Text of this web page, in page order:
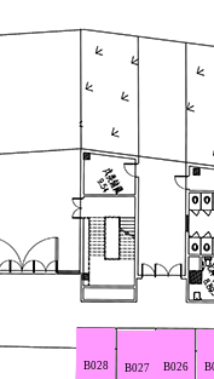
B026
B027
B028